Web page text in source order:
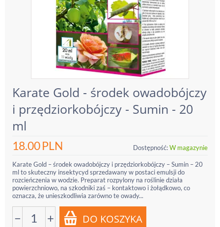
Karate Gold - środek owadobójczy
i przędziorkobójczy - Sumin - 20
ml
18.00PLN Dostępność:W magazynie
Karate Gold – środek owadobójczy i przędziorkobójczy – Sumin – 20
ml to skuteczny insektycyd sprzedawany w postaci emulsji do
rozcieńczenia w wodzie. Preparat rozpylony na roślinie działa
powierzchniowo, na szkodniki zaś – kontaktowo i żołądkowo, co
oznacza, że unieszkodliwia zarówno te owady...
− +